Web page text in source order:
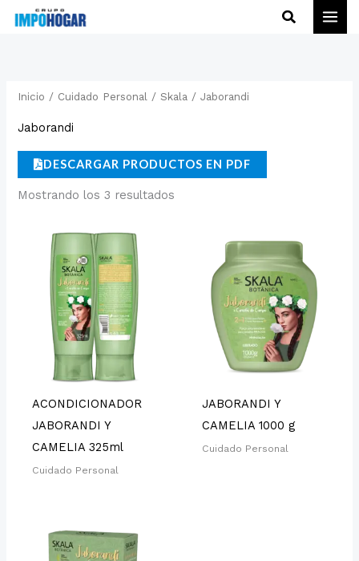
Buscar
Inicio / Cuidado Personal /Skala / Jaborandi
Jaborandi
DESCARGAR PRODUCTOS EN PDF
Mostrando los 3 resultados
ACONDICIONADOR
JABORANDI Y
CAMELIA 325ml
Cuidado Personal
JABORANDI Y
CAMELIA 1000 g
Cuidado Personal